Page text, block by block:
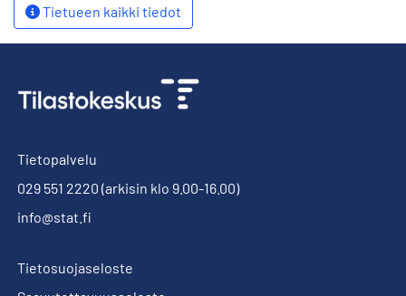
Tietueen kaikki tiedot
Tietopalvelu
029 551 2220 (arkisin klo 9.00-16.00)
info@stat.fi
Tietosuojaseloste